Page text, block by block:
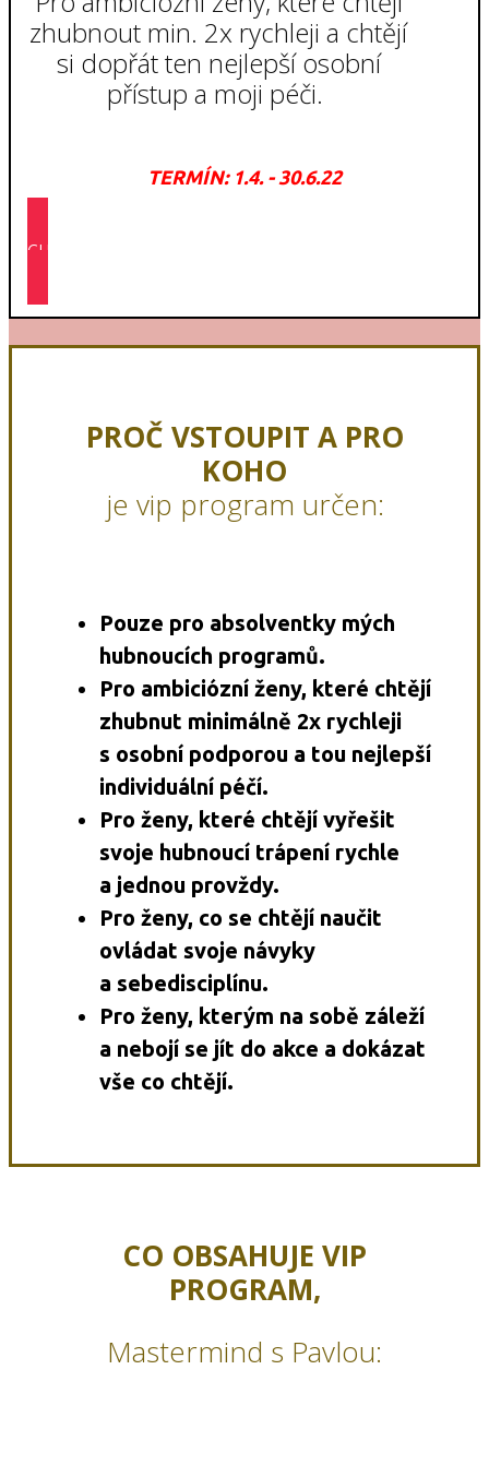
zhubnout min. 2x rychleji a chtějí
si dopřát ten nejlepší osobní
přístup a moji péči.
TERMÍN: 1.4. - 30.6.22
CHCI SI ZAVOLAT >>
PROČ VSTOUPIT A PRO
KOHO
je vip program určen:
Pouze pro absolventky mých
hubnoucích programů.
Pro ambiciózní ženy, které chtějí
zhubnut minimálně 2x rychleji
s osobní podporou a tou nejlepší
individuální péčí.
Pro ženy, které chtějí vyřešit
svoje hubnoucí trápení rychle
a jednou provždy.
Pro ženy, co se chtějí naučit
ovládat svoje návyky
a sebedisciplínu.
Pro ženy, kterým na sobě záleží
a nebojí se jít do akce a dokázat
vše co chtějí.
CO OBSAHUJE VIP
PROGRAM,
Mastermind s Pavlou: